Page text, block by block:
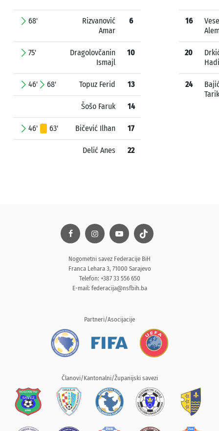
68'
Rizvanović
Amar
6
75'
Dragolovčanin
Ismajl
10
46' 68' Topuz Ferid 13
Šošo Faruk 14
46' 63' Bičević Ilhan 17
Delić Anes 22
16
20
Hadi
24
Tarik
Nogometni savez Federacije BiH
Franca Lehara 3, 71000 Sarajevo
Telefon: +387 33 556 650
E-mail: federacija@nsfbih.ba
Partneri/Asocijacije
Članovi/Kantonalni/Županijski savezi